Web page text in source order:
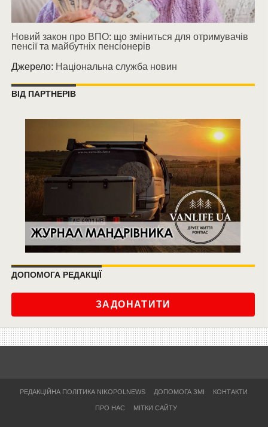
Новий закон про ВПО: що зміниться для отримувачів
пенсії та майбутніх пенсіонерів
Джерело: Національна служба новин
ВІД ПАРТНЕРІВ
ДОПОМОГА РЕДАКЦІЇ
ЗАДОНАТИТИ
РЕДАКЦІЙНА ПОЛІТИКА NIKOPOLNEWS ДОПОМОГА ЗМІ КОНТАКТИ
ПРО НАС МІТКИ САЙТУ